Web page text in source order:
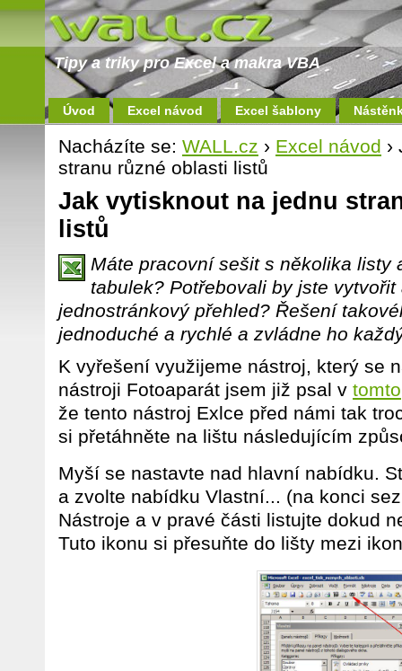
Tipy a triky pro Excel a makra VBA
Úvod Excel návod Excel šablony
Nacházíte se: WALL.cz › Excel návod ›
stranu různé oblasti listů
Jak vytisknout na jednu
listů
Máte pracovní sešit s několika listy
tabulek? Potřebovali by jste
jednostránkový přehled? Řešení
jednoduché a rychlé a zvládne ho
K vyřešení využijeme nástroj, který se
nástroji Fotoaparát jsem již psal v tomto
že tento nástroj Exlce před námi tak
si přetáhněte na lištu následujícím
Myší se nastavte nad hlavní nabídku.
a zvolte nabídku Vlastní... (na konci
Nástroje a v pravé části listujte dokud
Tuto ikonu si přesuňte do lišty mezi